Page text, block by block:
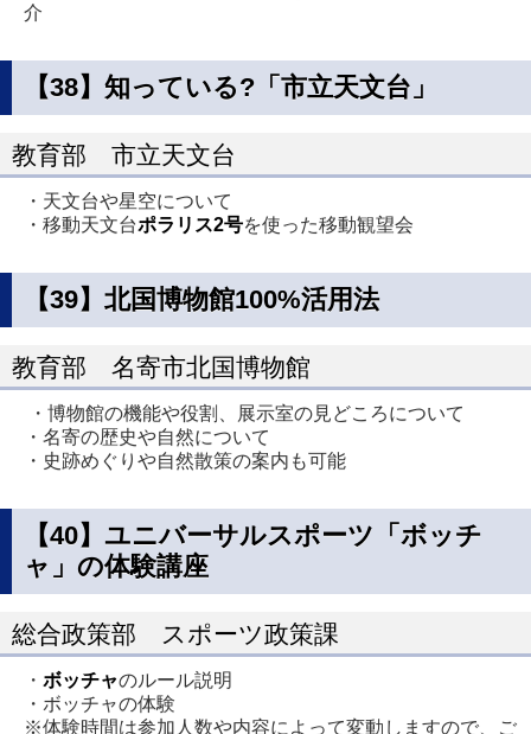
介
【38】知っている?「市立天文台」
教育部 市立天文台
・天文台や星空について
・移動天文台ポラリス2号を使った移動観望会
【39】北国博物館100%活用法
教育部 名寄市北国博物館
・博物館の機能や役割、展示室の見どころについて
・名寄の歴史や自然について
・史跡めぐりや自然散策の案内も可能
【40】ユニバーサルスポーツ「ボッチ
ャ」の体験講座
総合政策部 スポーツ政策課
・ ボッチャのルール説明
・ボッチャの体験
※体験時間は参加人数や内容によって変動しますので、ご